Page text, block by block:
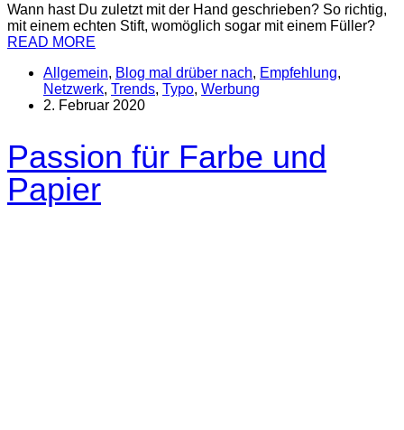
Wann hast Du zuletzt mit der Hand geschrieben? So richtig,
mit einem echten Stift, womöglich sogar mit einem Füller?
READ MORE
Allgemein, Blog mal drüber nach, Empfehlung,
Netzwerk, Trends, Typo, Werbung
2. Februar 2020
Passion für Farbe und
Papier